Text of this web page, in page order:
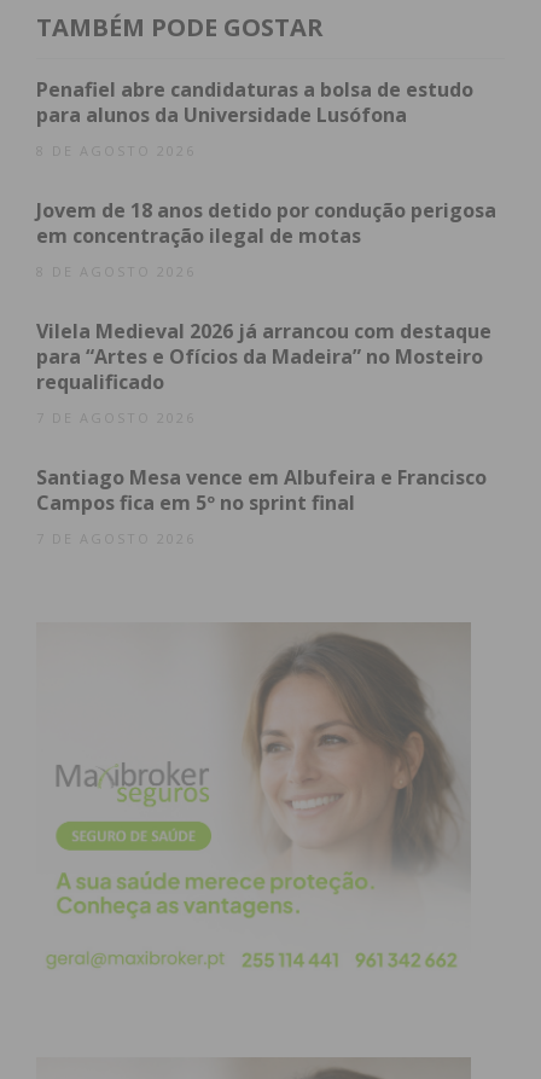
dieta como uma ferramenta terapêutica direta.
Índice
Subscreva a newsletter do Imediato
Foco em patologias
críticas
A consulta destina-se a utentes com condições
alimentação desempenha um papel determinante
no sucesso reprodutivo:
sucesso na conceção natural ou assistida.
Síndrome do Ovário Poliquístico (SOP):
Gestão da resistência à insulina e equilíbrio
hormonal através da dieta.
Endometriose:
Estratégias nutricionais para
o controlo da inflamação e dos sintomas
associados.
Uma abordagem de
proximidade
acolher esta consulta reforça a estratégia da
TAMBÉM PODE GOSTAR
Penafiel abre candidaturas a bolsa de estudo
para alunos da Universidade Lusófona
8 DE AGOSTO 2026
Jovem de 18 anos detido por condução perigosa
em concentração ilegal de motas
8 DE AGOSTO 2026
Vilela Medieval 2026 já arrancou com destaque
para “Artes e Ofícios da Madeira” no Mosteiro
requalificado
7 DE AGOSTO 2026
Santiago Mesa vence em Albufeira e Francisco
Campos fica em 5º no sprint final
7 DE AGOSTO 2026